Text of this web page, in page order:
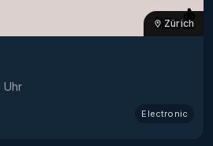
Zürich
Uhr
Electronic